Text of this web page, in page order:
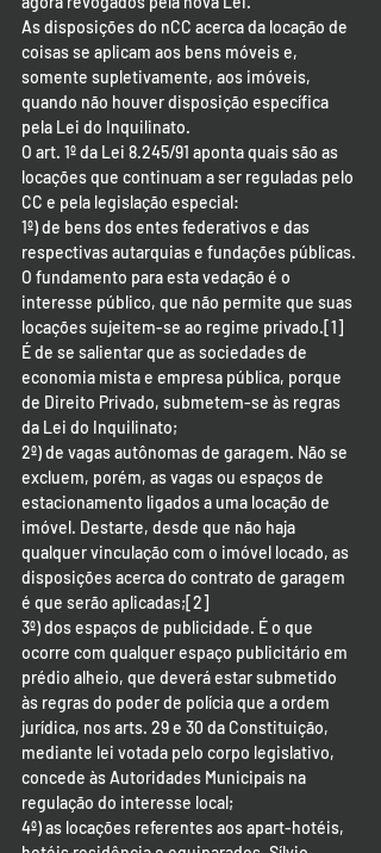
As disposições do nCC acerca da locação de
coisas se aplicam aos bens móveis e,
somente supletivamente, aos imóveis,
quando não houver disposição específica
pela Lei do Inquilinato.
O art. 1º da Lei 8.245/91 aponta quais são as
locações que continuam a ser reguladas pelo
CC e pela legislação especial:
1º) de bens dos entes federativos e das
respectivas autarquias e fundações públicas.
O fundamento para esta vedação é o
interesse público, que não permite que suas
locações sujeitem-se ao regime privado.[1]
É de se salientar que as sociedades de
economia mista e empresa pública, porque
de Direito Privado, submetem-se às regras
da Lei do Inquilinato;
2º) de vagas autônomas de garagem. Não se
excluem, porém, as vagas ou espaços de
estacionamento ligados a uma locação de
imóvel. Destarte, desde que não haja
qualquer vinculação com o imóvel locado, as
disposições acerca do contrato de garagem
é que serão aplicadas;[2]
3º) dos espaços de publicidade. É o que
ocorre com qualquer espaço publicitário em
prédio alheio, que deverá estar submetido
às regras do poder de polícia que a ordem
jurídica, nos arts. 29 e 30 da Constituição,
mediante lei votada pelo corpo legislativo,
concede às Autoridades Municipais na
regulação do interesse local;
4º) as locações referentes aos apart-hotéis,